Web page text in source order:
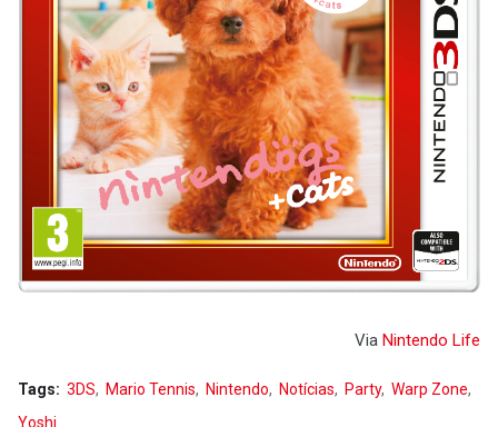
Via Nintendo Life
Tags: 3DS Mario Tennis Nintendo Notícias Party Warp Zone
Yoshi